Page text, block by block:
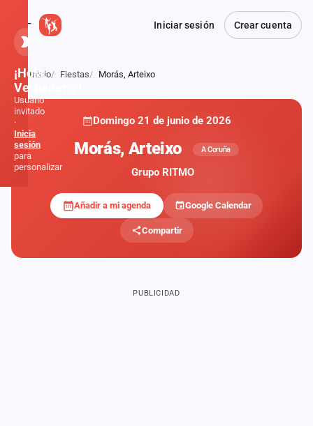
Iniciar sesión Crear cuenta
Atrás
Inicio Fiestas Morás, Arteixo
Domingo 21 de junio de 2026
Morás, Arteixo A Coruña
Grupo RITMO
Añadir a mi agenda Google Calendar
Compartir
PUBLICIDAD
¡Hola,
Verbener@!
Usuario
invitado
·
Inicia
sesión
para
personalizar